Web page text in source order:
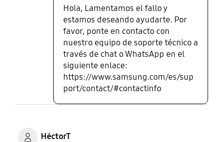
Hola, Lamentamos el fallo y
estamos deseando ayudarte. Por
favor, ponte en contacto con
nuestro equipo de soporte técnico a
través de chat o WhatsApp en el
siguiente enlace:
https://www.samsung.com/es/sup
port/contact/#contactinfo
HéctorT